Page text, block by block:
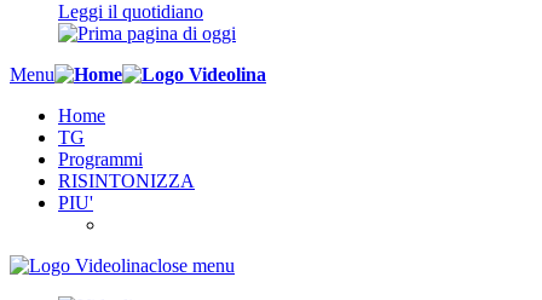
Leggi il quotidiano
Menu
Home
TG
Programmi
RISINTONIZZA
PIU'
close menu